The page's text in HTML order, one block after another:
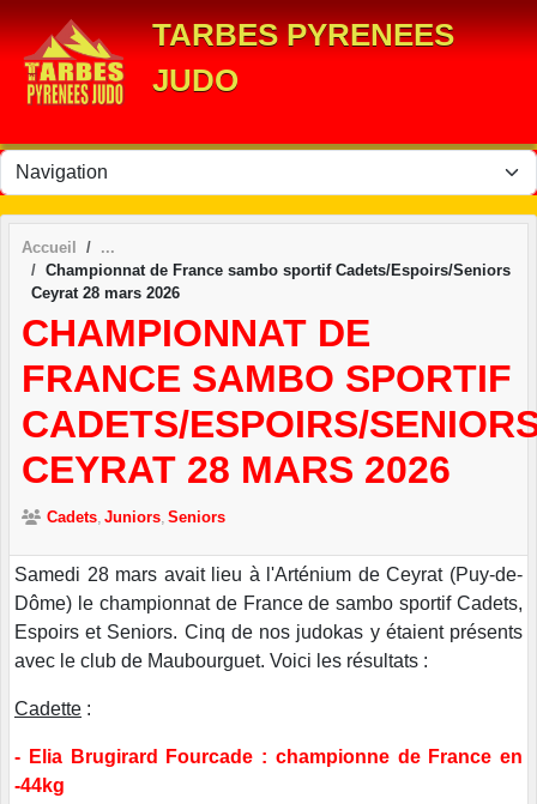
TARBES PYRENEES
JUDO
Accueil
Championnat de France sambo sportif Cadets/Espoirs/Seniors
Ceyrat 28 mars 2026
CHAMPIONNAT DE
FRANCE SAMBO SPORTIF
CADETS/ESPOIRS/
CEYRAT 28 MARS 2026
Cadets Juniors Seniors
Samedi 28 mars avait lieu à l'Arténium de Ceyrat (Puy-de-
Dôme) le championnat de France de sambo sportif Cadets,
Espoirs et Seniors. Cinq de nos judokas y étaient présents
avec le club de Maubourguet. Voici les résultats :
Cadette :
- Elia Brugirard Fourcade : championne de France en
-44kg
Panneau de gestion des cookies